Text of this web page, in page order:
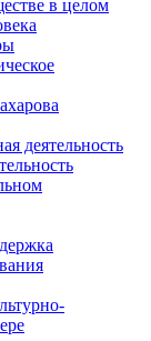
в целом
деятельность